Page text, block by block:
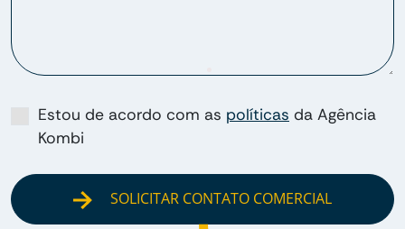
Estou de acordo com as políticas da Agência
Kombi
SOLICITAR CONTATO COMERCIAL